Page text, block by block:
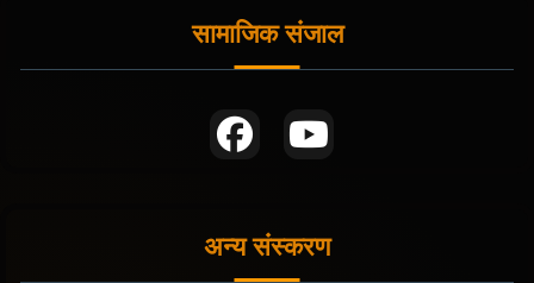
सामाजिक संजाल
अन्य संस्करण